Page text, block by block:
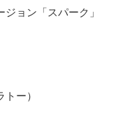
ョン「スパーク」
ー）